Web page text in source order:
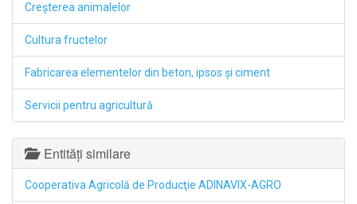
Creşterea animalelor
Cultura fructelor
Fabricarea elementelor din beton, ipsos şi ciment
Servicii pentru agricultură
Entități similare
Cooperativa Agricolă de Producţie ADINAVIX-AGRO